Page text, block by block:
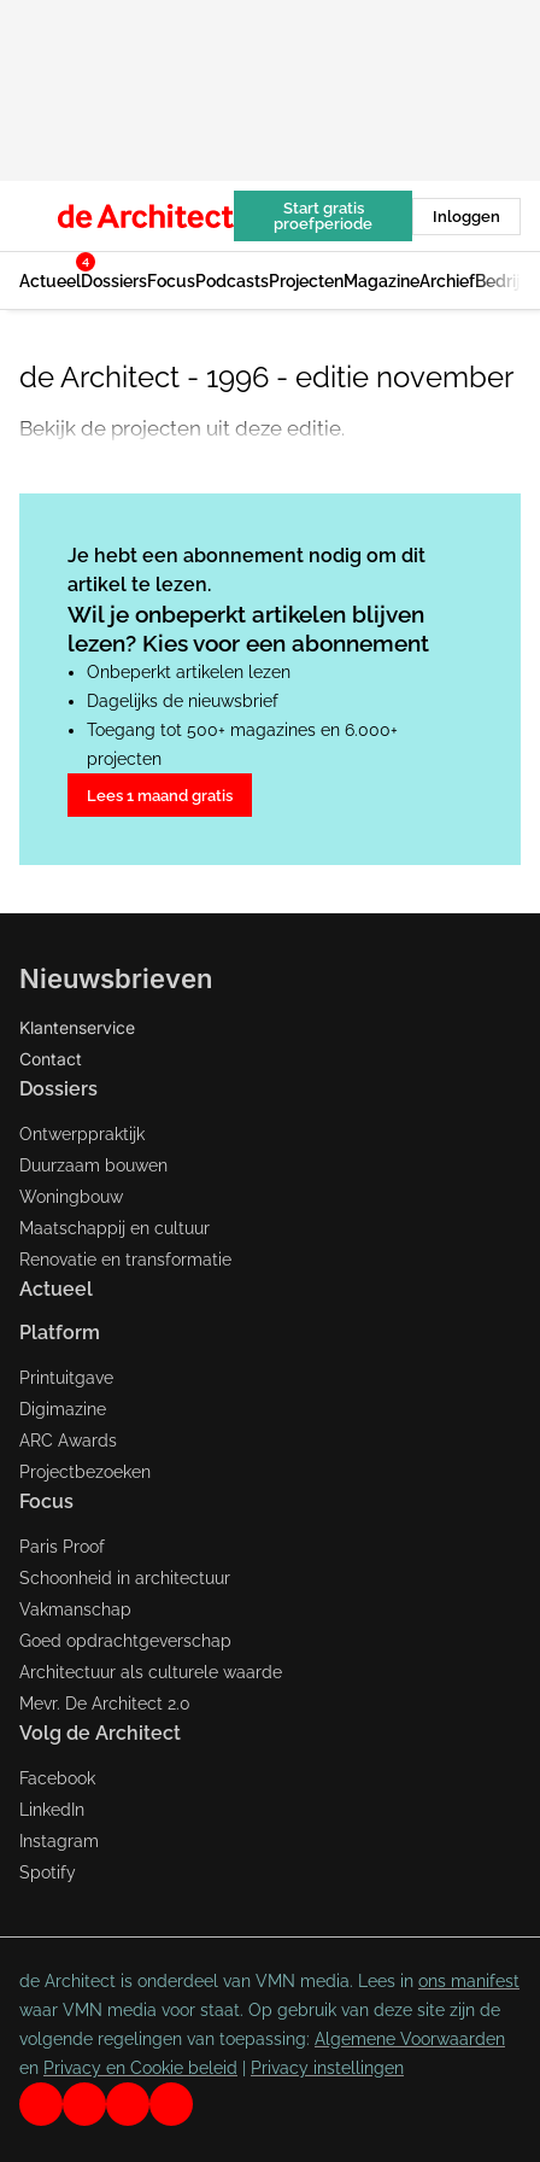
Start gratis
proefperiode
Inloggen
Actueel
4
DossiersFocusPodcastsProjectenMagazineArchief
de Architect - 1996 - editie november
Bekijk de projecten uit deze editie.
Je hebt een abonnement nodig om dit
artikel te lezen.
Wil je onbeperkt artikelen blijven
lezen? Kies voor een abonnement
Onbeperkt artikelen lezen
Dagelijks de nieuwsbrief
Toegang tot 500+ magazines en 6.000+
projecten
Lees 1 maand gratis
Nieuwsbrieven
Klantenservice
Contact
Dossiers
Ontwerppraktijk
Duurzaam bouwen
Woningbouw
Maatschappij en cultuur
Renovatie en transformatie
Actueel
Platform
Printuitgave
Digimazine
ARC Awards
Projectbezoeken
Focus
Paris Proof
Schoonheid in architectuur
Vakmanschap
Goed opdrachtgeverschap
Architectuur als culturele waarde
Mevr. De Architect 2.0
Volg de Architect
Facebook
LinkedIn
Instagram
Spotify
de Architect is onderdeel van VMN media. Lees in ons manifest
waar VMN media voor staat. Op gebruik van deze site zijn de
volgende regelingen van toepassing: Algemene Voorwaarden
en Privacy en Cookie beleid Privacy instellingen